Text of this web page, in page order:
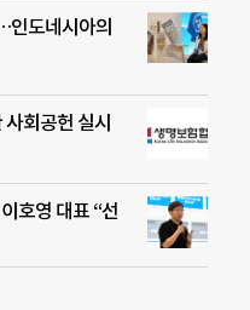
인도네시아의
사회공헌 실시
호영 대표 “선